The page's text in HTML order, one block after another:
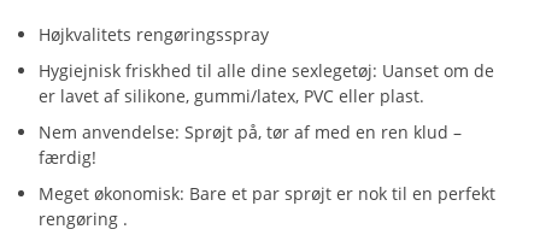
Højkvalitets rengøringsspray
Hygiejnisk friskhed til alle dine sexlegetøj: Uanset om de
er lavet af silikone, gummi/latex, PVC eller plast.
Nem anvendelse: Sprøjt på, tør af med en ren klud –
færdig!
Meget økonomisk: Bare et par sprøjt er nok til en perfekt
rengøring .